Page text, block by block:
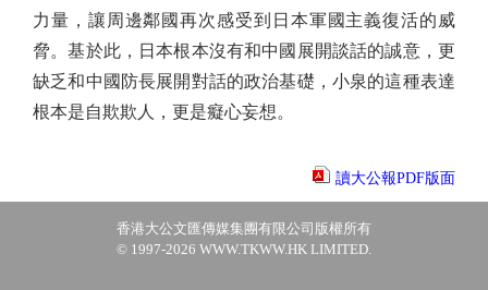
力量，讓周邊鄰國再次感受到日本軍國主義復活的威
脅。基於此，日本根本沒有和中國展開談話的誠意，更
缺乏和中國防長展開對話的政治基礎，小泉的這種表達
根本是自欺欺人，更是癡心妄想。
讀大公報PDF版面
香港大公文匯傳媒集團有限公司版權所有
© 1997-2026 WWW.TKWW.HK LIMITED.